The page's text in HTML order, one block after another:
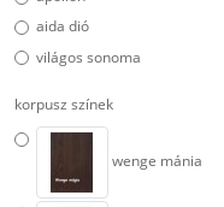
aida dió
világos sonoma
korpusz színek
wenge mánia